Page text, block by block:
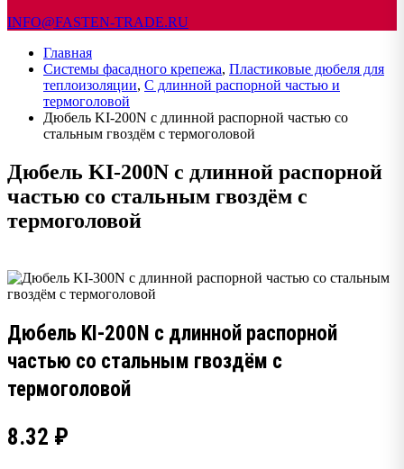
INFO@FASTEN-TRADE.RU
Главная
Системы фасадного крепежа, Пластиковые дюбеля для
теплоизоляции, С длинной распорной частью и
термоголовой
Дюбель KI-200N с длинной распорной частью со
стальным гвоздём с термоголовой
Дюбель KI-200N с длинной распорной
частью со стальным гвоздём с
термоголовой
Дюбель KI-200N с длинной распорной
частью со стальным гвоздём с
термоголовой
8.32 ₽